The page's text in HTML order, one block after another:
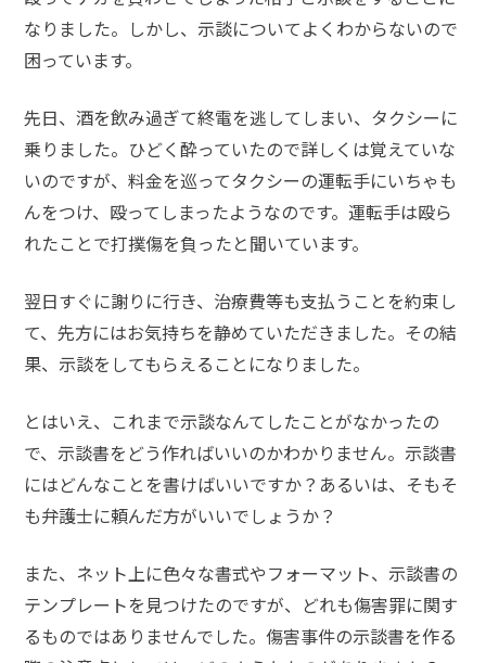
なりました。しかし、示談についてよくわからないので
困っています。
先日、酒を飲み過ぎて終電を逃してしまい、タクシーに
乗りました。ひどく酔っていたので詳しくは覚えていな
いのですが、料金を巡ってタクシーの運転手にいちゃも
んをつけ、殴ってしまったようなのです。運転手は殴ら
れたことで打撲傷を負ったと聞いています。
翌日すぐに謝りに行き、治療費等も支払うことを約束し
て、先方にはお気持ちを静めていただきました。その結
果、示談をしてもらえることになりました。
とはいえ、これまで示談なんてしたことがなかったの
で、示談書をどう作ればいいのかわかりません。示談書
にはどんなことを書けばいいですか？あるいは、そもそ
も弁護士に頼んだ方がいいでしょうか？
また、ネット上に色々な書式やフォーマット、示談書の
テンプレートを見つけたのですが、どれも傷害罪に関す
るものではありませんでした。傷害事件の示談書を作る